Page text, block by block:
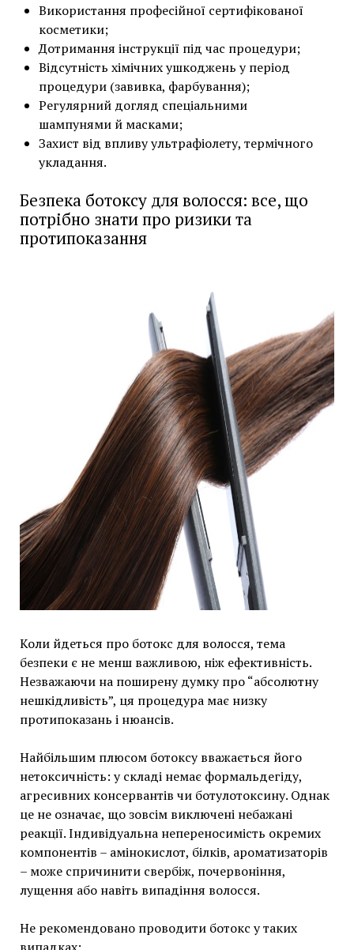
Використання професійної сертифікованої
косметики;
Дотримання інструкції під час процедури;
Відсутність хімічних ушкоджень у період
процедури (завивка, фарбування);
Регулярний догляд спеціальними
шампунями й масками;
Захист від впливу ультрафіолету, термічного
укладання.
Безпека ботоксу для волосся: все, що
потрібно знати про ризики та
протипоказання
Коли йдеться про ботокс для волосся, тема
безпеки є не менш важливою, ніж ефективність.
Незважаючи на поширену думку про “абсолютну
нешкідливість”, ця процедура має низку
протипоказань і нюансів.
Найбільшим плюсом ботоксу вважається його
нетоксичність: у складі немає формальдегіду,
агресивних консервантів чи ботулотоксину. Однак
це не означає, що зовсім виключені небажані
реакції. Індивідуальна непереносимість окремих
компонентів – амінокислот, білків, ароматизаторів
– може спричинити свербіж, почервоніння,
лущення або навіть випадіння волосся.
Не рекомендовано проводити ботокс у таких
випадках: